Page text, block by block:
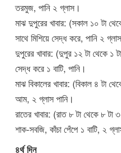
তরমুজ, পানি ২ গ্লাস।
মাঝ দুপুরের খাবার: (সকাল ১০ টা
সাথে মিশিয়ে সেদ্ধ করে, পানি ২
দুপুরের খাবার: (দুপুর ১২ টা থেকে
সেদ্ধ করে ১ বাটি, পানি।
মাঝ বিকালের খাবার: (বিকাল ৪ টা
আম, ২ গ্লাস পানি।
রাতের খাবার: (রাত ৮ টা থেকে ৮
শাক-সবজি, কাঁচা পেঁপে ১ বাটি, ২
৪র্থ দিন